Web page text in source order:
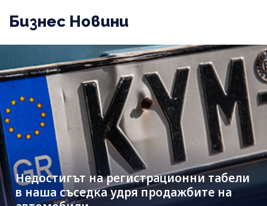
Бизнес Новини
Недостигът на регистрационни табели
в наша съседка удря продажбите на